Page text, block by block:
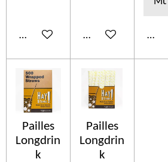
In den WarenkorbIn den Warenkorb
In
Pailles
Longdrin
k
Pailles
Longdrin
k